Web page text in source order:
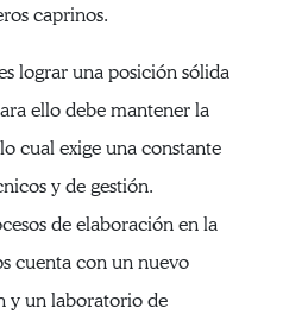
caprinos.
lograr una posición sólida
ello debe mantener la
cual exige una constante
y de gestión.
de elaboración en la
cuenta con un nuevo
y un laboratorio de